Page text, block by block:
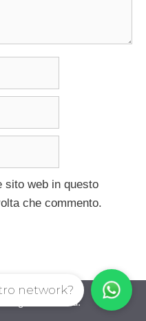
sito web in questo
che commento.
right reserverd.
network?